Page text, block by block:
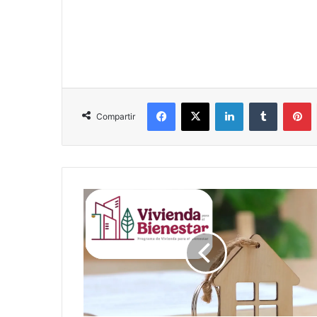
Compartir
Facebook
X LinkedInTumblr
Vivienda
para
el
Bienestar
2026:
requisitos,
registrarse